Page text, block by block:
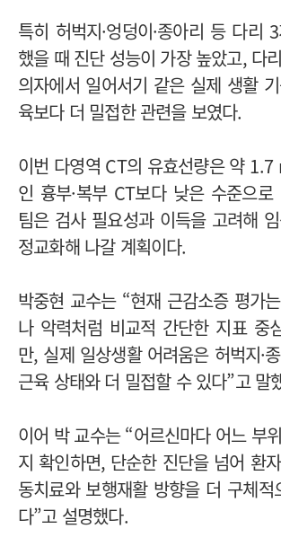
특히 허벅지·엉덩이·종아리 등 다리
했을 때 진단 성능이 가장 높았고, 다
의자에서 일어서기 같은 실제 생활
육보다 더 밀접한 관련을 보였다.
이번 다영역 CT의 유효선량은 약
인 흉부·복부 CT보다 낮은 수준으
팀은 검사 필요성과 이득을 고려해
정교화해 나갈 계획이다.
박중현 교수는 “현재 근감소증 평가
나 악력처럼 비교적 간단한 지표 중
만, 실제 일상생활 어려움은 허벅지·
근육 상태와 더 밀접할 수 있다”고 말
이어 박 교수는 “어르신마다 어느 부
지 확인하면, 단순한 진단을 넘어 환
동치료와 보행재활 방향을 더 구체
다”고 설명했다.